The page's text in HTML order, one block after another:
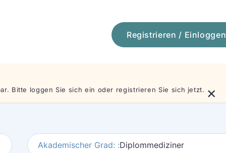
Registrieren / Einloggen
Bitte loggen Sie sich ein oder registrieren Sie sich jetzt. ×
Akademischer Grad: :Diplommediziner